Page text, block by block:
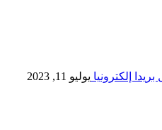
إلكترونيا يوليو 11, 2023